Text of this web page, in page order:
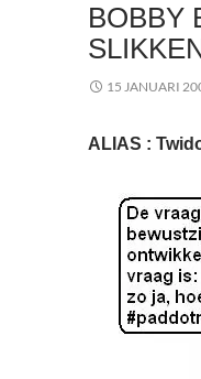
BOBBY
15 JANUARI
ALIAS :